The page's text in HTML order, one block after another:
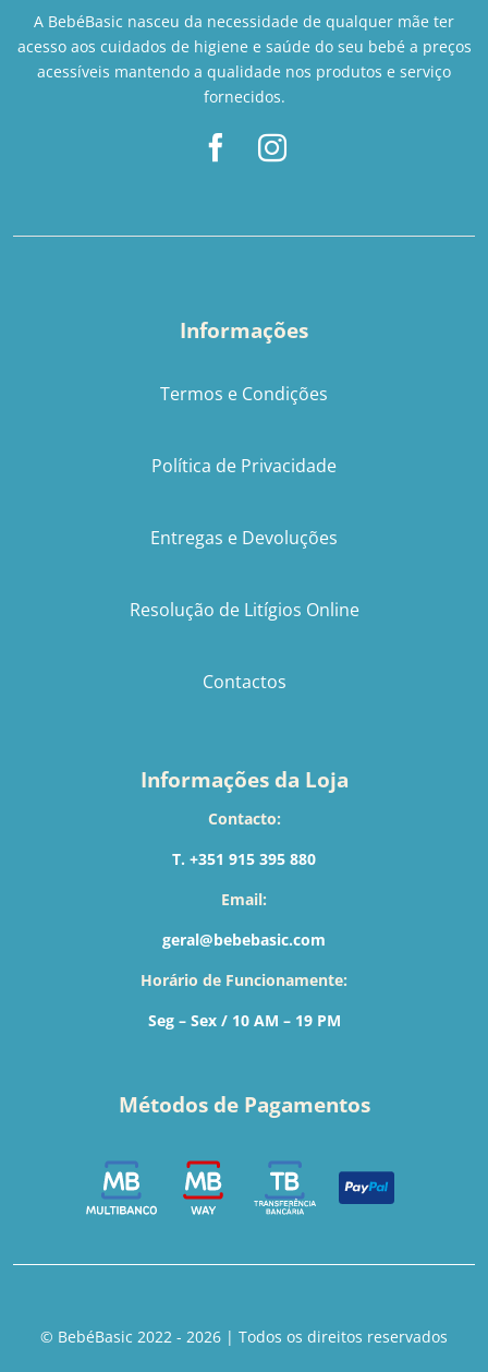
A BebéBasic nasceu da necessidade de qualquer mãe ter
acesso aos cuidados de higiene e saúde do seu bebé a preços
acessíveis mantendo a qualidade nos produtos e serviço
fornecidos.
Informações
Termos e Condições
Política de Privacidade
Entregas e Devoluções
Resolução de Litígios Online
Contactos
Informações da Loja
Contacto:
T. +351 915 395 880
Email:
geral@bebebasic.com
Horário de Funcionamente:
Seg – Sex / 10 AM – 19 PM
Métodos de Pagamentos
© BebéBasic 2022 - 2026 | Todos os direitos reservados